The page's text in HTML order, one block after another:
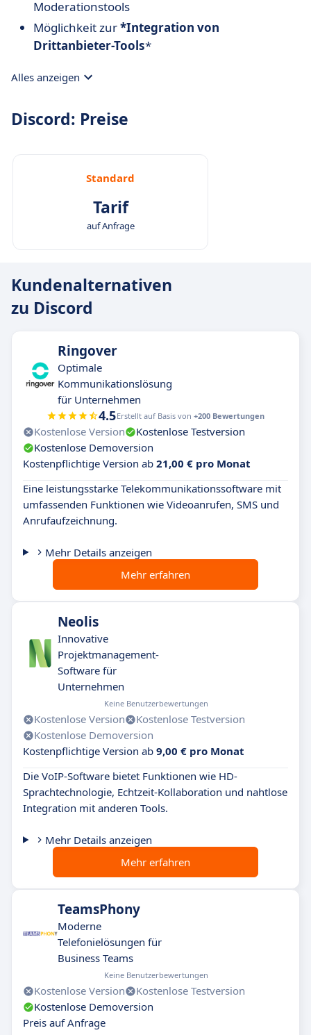
Moderationstools
Möglichkeit zur*Integration von
Drittanbieter-Tools*
Alles anzeigen
Discord: Preise
Standard
Tarif
auf Anfrage
Kundenalternativen
zu Discord
Ringover
Optimale
Kommunikationslösung
für Unternehmen
4.5Erstellt auf Basis von +200 Bewertungen
Kostenlose Version
Kostenlose Testversion
Kostenlose Demoversion
Kostenpflichtige Version ab 21,00 € pro Monat
Eine leistungsstarke Telekommunikationssoftware mit
umfassenden Funktionen wie Videoanrufen, SMS und
Anrufaufzeichnung.
Mehr Details anzeigen
Mehr erfahren
Neolis
Innovative
Projektmanagement-
Software für
Unternehmen
Keine Benutzerbewertungen
Kostenlose Version
Kostenlose Testversion
Kostenlose Demoversion
Kostenpflichtige Version ab 9,00 € pro Monat
Die VoIP-Software bietet Funktionen wie HD-
Sprachtechnologie, Echtzeit-Kollaboration und nahtlose
Integration mit anderen Tools.
Mehr Details anzeigen
Mehr erfahren
TeamsPhony
Moderne
Telefonielösungen für
Business Teams
Keine Benutzerbewertungen
Kostenlose Version
Kostenlose Testversion
Kostenlose Demoversion
Preis auf Anfrage